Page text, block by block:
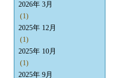
2026年 3月
(1)
2025年 12月
(1)
2025年 10月
(1)
2025年 9月